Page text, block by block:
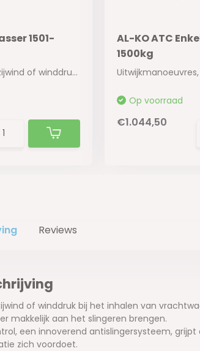
1501-
Uitwijkmanoeuvres, zijwind of winddruk bij het...
AL-KO ATC
1500kg
Op voorraad
€1.044,50
Reviews
of winddruk bij het inhalen van
makkelijk aan het slingeren brengen.
een innoverend antislingersysteem, grijpt
zich voordoet.